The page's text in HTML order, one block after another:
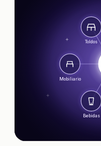
Bebidas
Mobiliario
Toldos